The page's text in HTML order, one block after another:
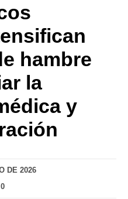
hambre
la
y
DE 2026
0